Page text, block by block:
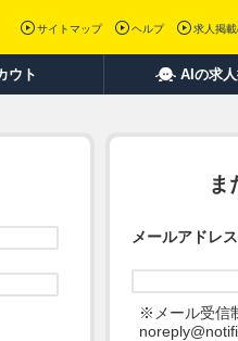
サイトマップ ヘルプ 求人掲
ウト AIの求
ま
メールアドレス
※メール受信